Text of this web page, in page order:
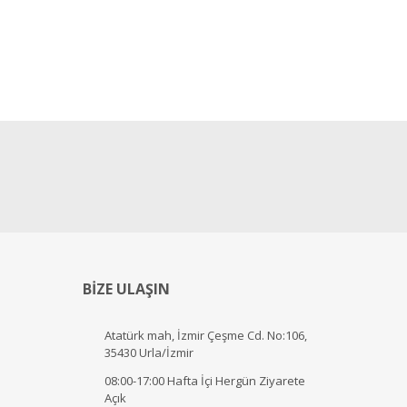
BİZE ULAŞIN
Atatürk mah, İzmir Çeşme Cd. No:106,
35430 Urla/İzmir
08:00-17:00 Hafta İçi Hergün Ziyarete
Açık